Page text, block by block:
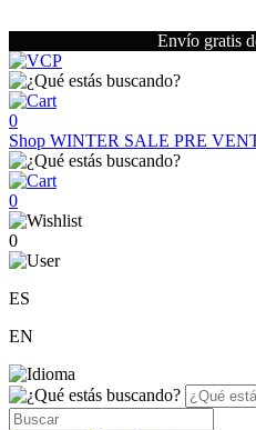
Envío gratis
0
Shop WINTER SALE PRE
0
0
ES
EN